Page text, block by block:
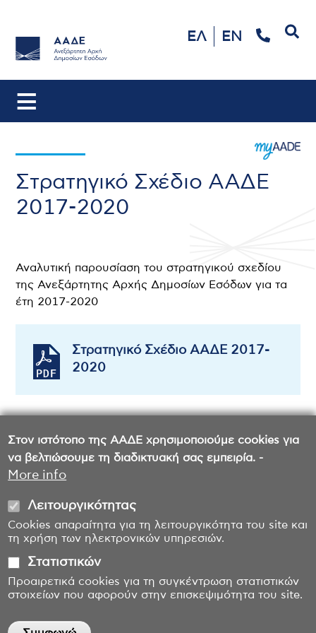
Στον ιστότοπο της ΑΑΔΕ χρησιμοποιούμε cookies για
να βελτιώσουμε τη διαδικτυακή σας εμπειρία. -
More info
Λειτουργικότητας
Cookies απαραίτητα για τη λειτουργικότητα του site και
τη χρήση των ηλεκτρονικών υπηρεσιών.
Στατιστικών
Προαιρετικά cookies για τη συγκέντρωση στατιστικών
στοιχείων που αφορούν στην επισκεψιμότητα του site.
ΕΛ EN
Στρατηγικό Σχέδιο ΑΑΔΕ
2017-2020
Αναλυτική παρουσίαση του στρατηγικού σχεδίου
της Ανεξάρτητης Αρχής Δημοσίων Εσόδων για τα
έτη 2017-2020
Στρατηγικό Σχέδιο ΑΑΔΕ 2017-
2020